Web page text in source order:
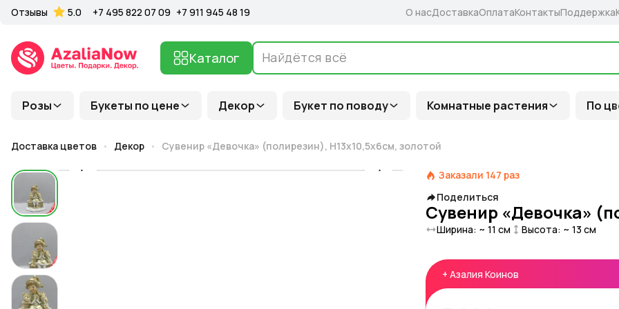
Розы Букеты по цене Декор Букет по поводу Комнатные растения По
Каталог
Отзывы 5.0 +7 495 822 07 09 +7 911 945 48 19 О насДоставкаОплатаКонтактыПоддержка
Доставка цветов Декор Сувенир «Девочка» (полирезин), H13x10,5x6см, золотой
Заказали 147 раз
Поделиться
Сувенир «Девочка»
Ширина: ~ 11 см Высота: ~ 13 см
+ Азалия Коинов